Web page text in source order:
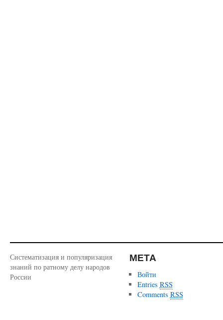
Систематизация и популяризация
знаний по ратному делу народов
России
МЕТА
Войти
Entries RSS
Comments RSS